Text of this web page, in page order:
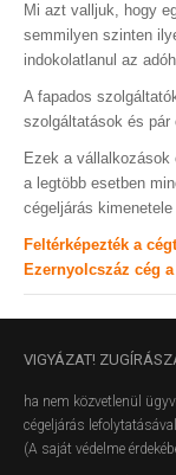
Mi azt valljuk, hogy
semmilyen szinten
indokolatlanul az
A fapados
szolgáltatások és
Ezek a
a legtöbb esetben
cégeljárás
Feltérképezték a
Ezernyolcszáz cég
VIGYÁZAT!
ha nem közvetlenül
cégeljárás
(A saját védelme